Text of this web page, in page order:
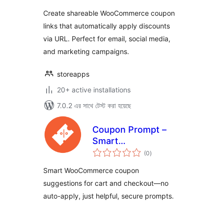
Create shareable WooCommerce coupon
links that automatically apply discounts
via URL. Perfect for email, social media,
and marketing campaigns.
storeapps
20+ active installations
7.0.2 এর সাথে টেস্ট করা হয়েছে
Coupon Prompt –
Smart
WooCommerce
(0total
ratings
)
Smart WooCommerce coupon
suggestions for cart and checkout—no
auto-apply, just helpful, secure prompts.